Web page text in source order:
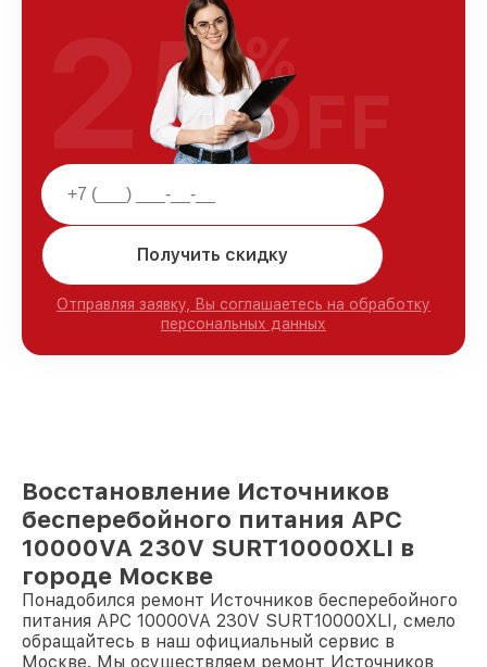
Получить скидку
Отправляя заявку, Вы соглашаетесь на обработку
персональных данных
25%
OFF
Восстановление Источников
бесперебойного питания APC
10000VA 230V SURT10000XLI в
городе Москве
Понадобился ремонт Источников бесперебойного
питания APC 10000VA 230V SURT10000XLI, смело
обращайтесь в наш официальный сервис в
Москве. Мы осуществляем ремонт Источников